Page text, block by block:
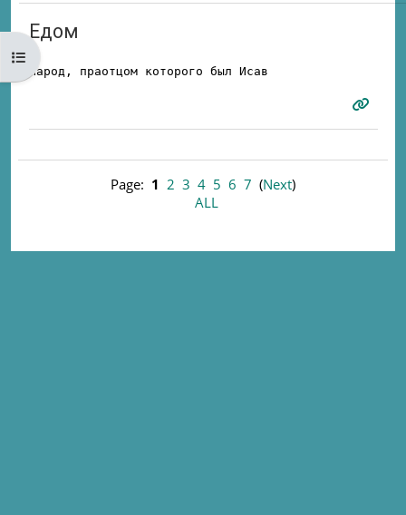
Open course index
Едом
Народ, праотцом которого был Исав
Page: 1 2 3 4 5 6 7 (Next)
ALL